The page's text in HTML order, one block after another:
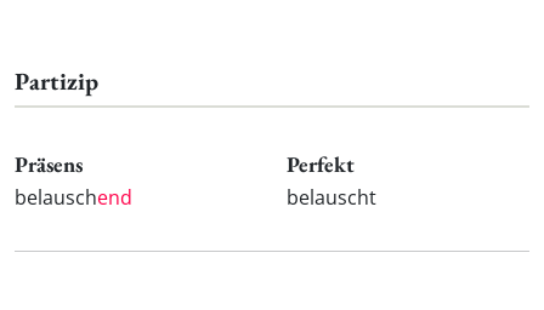
Partizip
Präsens
belauschend
Perfekt
belauscht